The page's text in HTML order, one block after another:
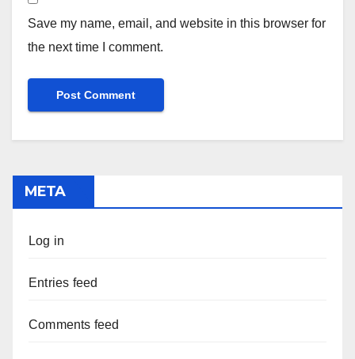
Save my name, email, and website in this browser for
the next time I comment.
META
Log in
Entries feed
Comments feed